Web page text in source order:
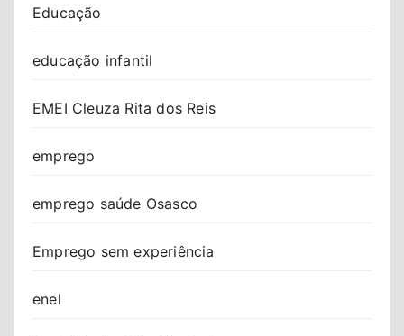
Educação
educação infantil
EMEI Cleuza Rita dos Reis
emprego
emprego saúde Osasco
Emprego sem experiência
enel